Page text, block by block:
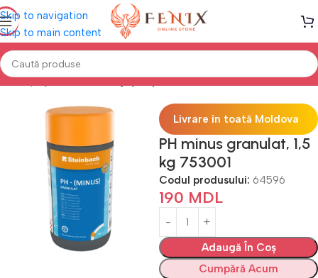
Skip to navigation
Skip to main content
Prima pagină PISCINE Îngrijire piscine
Livrare în toată Moldova
PH minus granulat, 1,5
kg 753001
Codul produsului: 64596
190 MDL
Adaugă În Coș
Cumpără Acum